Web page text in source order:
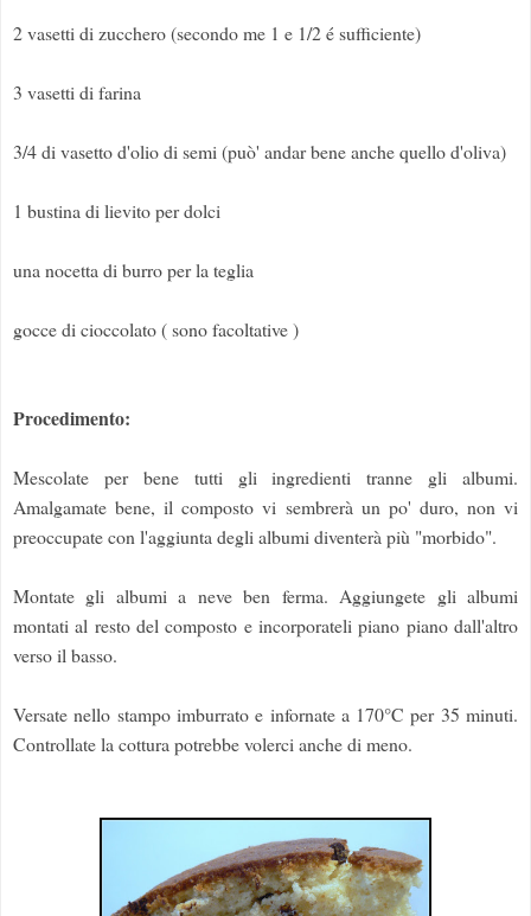
2 vasetti di zucchero (secondo me 1 e 1/2 é sufficiente)
3 vasetti di farina
3/4 di vasetto d'olio di semi (può' andar bene anche quello d'oliva)
1 bustina di lievito per dolci
una nocetta di burro per la teglia
gocce di cioccolato ( sono facoltative )
Procedimento:
Mescolate per bene tutti gli ingredienti tranne gli albumi.
Amalgamate bene, il composto vi sembrerà un po' duro, non vi
preoccupate con l'aggiunta degli albumi diventerà più "morbido".
Montate gli albumi a neve ben ferma. Aggiungete gli albumi
montati al resto del composto e incorporateli piano piano dall'altro
verso il basso.
Versate nello stampo imburrato e infornate a 170°C per 35 minuti.
Controllate la cottura potrebbe volerci anche di meno.